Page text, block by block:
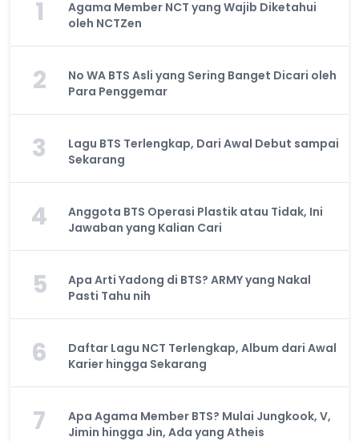
1
Agama Member NCT yang Wajib Diketahui
oleh NCTZen
2
No WA BTS Asli yang Sering Banget Dicari oleh
Para Penggemar
3
Lagu BTS Terlengkap, Dari Awal Debut sampai
Sekarang
4
Anggota BTS Operasi Plastik atau Tidak, Ini
Jawaban yang Kalian Cari
5
Apa Arti Yadong di BTS? ARMY yang Nakal
Pasti Tahu nih
6
Daftar Lagu NCT Terlengkap, Album dari Awal
Karier hingga Sekarang
7
Apa Agama Member BTS? Mulai Jungkook, V,
Jimin hingga Jin, Ada yang Atheis